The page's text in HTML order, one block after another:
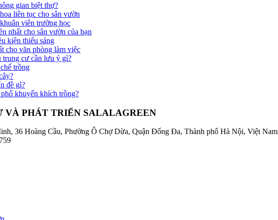
gian biệt thự?
liên tục cho sân vườn
viên trường học
nhất cho sân vườn của bạn
kiện thiếu sáng
cho văn phòng làm việc
trung cư cần lưu ý gì?
trồng
đề gì?
khuyến khích trồng?
VÀ PHÁT TRIỂN SALALAGREEN
36 Hoàng Cầu, Phường Ô Chợ Dừa, Quận Đống Đa, Thành phố Hà Nội, Việt Nam